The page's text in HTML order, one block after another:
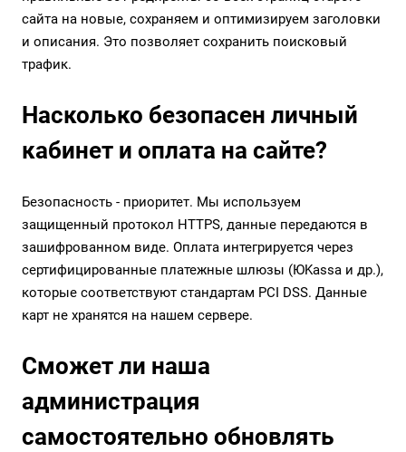
сайта на новые, сохраняем и оптимизируем заголовки
и описания. Это позволяет сохранить поисковый
трафик.
Насколько безопасен личный
кабинет и оплата на сайте?
Безопасность - приоритет. Мы используем
защищенный протокол HTTPS, данные передаются в
зашифрованном виде. Оплата интегрируется через
сертифицированные платежные шлюзы (ЮKassa и др.),
которые соответствуют стандартам PCI DSS. Данные
карт не хранятся на нашем сервере.
Сможет ли наша
администрация
самостоятельно обновлять